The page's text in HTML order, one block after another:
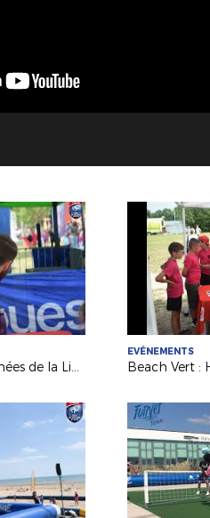
Interfel partenaire des tournées de la Ligue cet été !
EVÉNEMENTS